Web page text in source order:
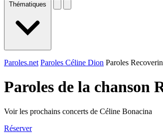
Thématiques
Paroles.net Paroles Céline Dion Paroles
Paroles de la chanson
Voir les prochains concerts de Céline Bonacina
Réserver